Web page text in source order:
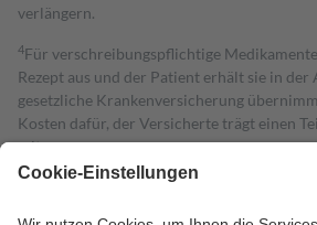
verlängern.
4Für verschreibungspflichtige
Rezept aus und der Patient erhält sie in der
gesetzliche Krankenversicherung
Kosten dafür, der Versicherte trägt einen
mit.
Grundsätzlich leisten Mitglieder
höchstens zehn Euro.
Es sind jedoch nie